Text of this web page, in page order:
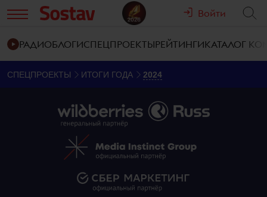
Войти
РАДИОБЛОГИСПЕЦПРОЕКТЫРЕЙТИНГИКАТАЛОГ
СПЕЦПРОЕКТЫ ИТОГИ ГОДА 2024